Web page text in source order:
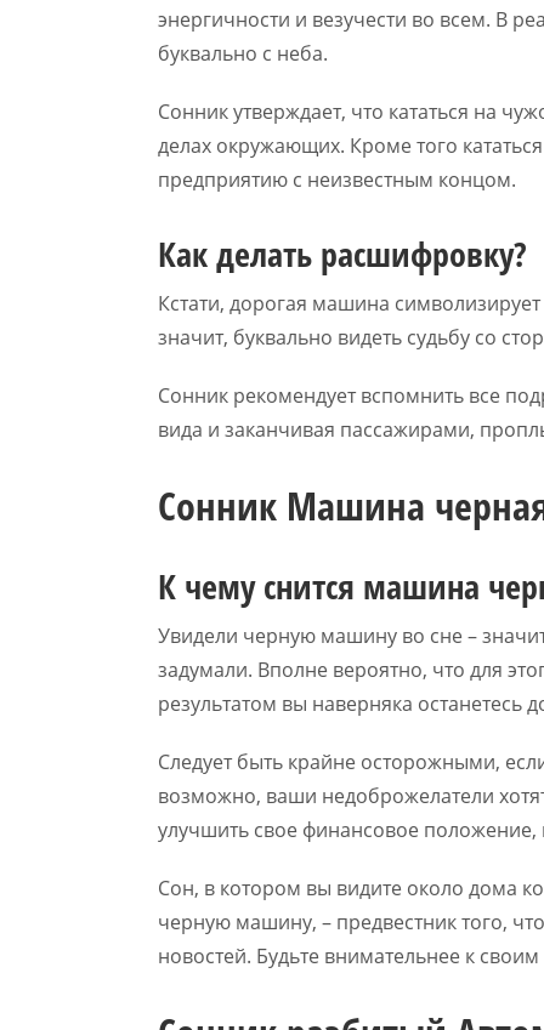
энергичности и везучести во всем. В
буквально с неба.
Сонник утверждает, что кататься на
делах окружающих. Кроме того
предприятию с неизвестным концом.
Как делать расшифровку?
Кстати, дорогая машина
значит, буквально видеть судьбу со
Сонник рекомендует вспомнить все
вида и заканчивая пассажирами,
Сонник Машина
К чему снится машина
Увидели черную машину во сне –
задумали. Вполне вероятно, что для
результатом вы наверняка останетесь
Следует быть крайне осторожными,
возможно, ваши недоброжелатели
улучшить свое финансовое положение,
Сон, в котором вы видите около дома
черную машину, – предвестник того,
новостей. Будьте внимательнее к